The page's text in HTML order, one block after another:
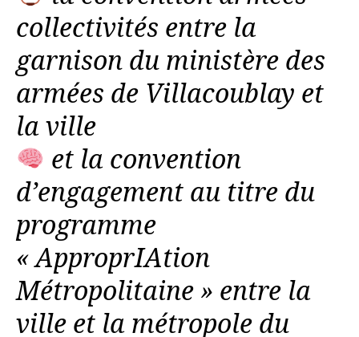
collectivités entre la
garnison du ministère des
armées de Villacoublay et
la ville
et la convention
d’engagement au titre du
programme
« ApproprIAtion
Métropolitaine » entre la
ville et la métropole du